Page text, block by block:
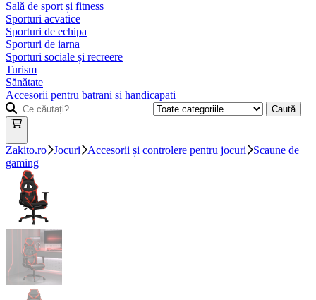
Sală de sport și fitness
Sporturi acvatice
Sporturi de echipa
Sporturi de iarna
Sporturi sociale și recreere
Turism
Sănătate
Accesorii pentru batrani si handicapati
Caută
Zakito.ro Jocuri Accesorii și controlere pentru jocuri
Scaune de
gaming